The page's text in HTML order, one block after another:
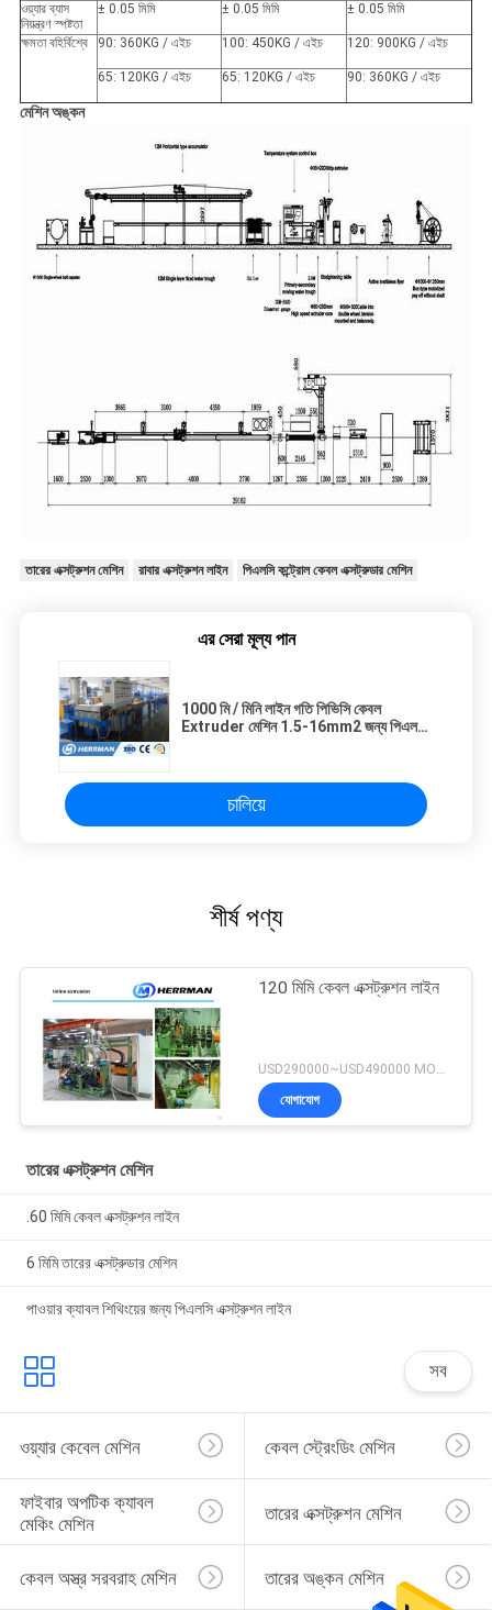
ওয়্যার ব্যাস
নিয়ন্ত্রণ স্পষ্টতা
± 0.05 মিমি ± 0.05 মিমি ± 0.05 মিমি
ক্ষমতা বহির্বিশ্বে 90: 360KG / এইচ 100: 450KG / এইচ 120: 900KG / এইচ
65: 120KG / এইচ 65: 120KG / এইচ 90: 360KG / এইচ
মেশিন অঙ্কন
তারের এক্সট্রুশন মেশিন রাবার এক্সট্রুশন লাইন পিএলসি কন্ট্রোল কেবল এক্সট্রুডার মেশিন
এর সেরা মূল্য পান
1000 মি / মিনি লাইন গতি পিভিসি কেবল
Extruder মেশিন 1.5-16mm2 জন্য পিএলসি
চালিয়ে
শীর্ষ পণ্য
120 মিমি কেবল এক্সট্রুশন লাইন
USD290000~USD490000 MOQ:1 বিন্যাস করুন
যোগাযোগ
তারের এক্সট্রুশন মেশিন
.60 মিমি কেবল এক্সট্রুশন লাইন
6 মিমি তারের এক্সট্রুডার মেশিন
পাওয়ার ক্যাবল শিথিংয়ের জন্য পিএলসি এক্সট্রুশন লাইন
সব
ওয়্যার কেবেল মেশিন কেবল স্ট্রেংডিং মেশিন
ফাইবার অপটিক ক্যাবল
মেকিং মেশিন
তারের এক্সট্রুশন মেশিন
কেবল অস্ত্র সরবরাহ মেশিন তারের অঙ্কন মেশিন